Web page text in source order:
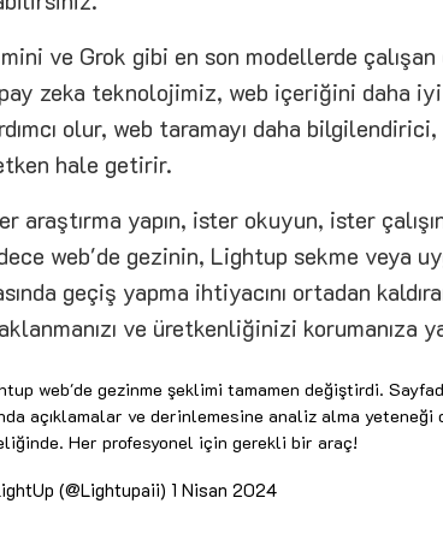
ve Grok gibi en son modellerde çalışan
zeka teknolojimiz, web içeriğini daha iyi
olur, web taramayı daha
hale getirir.
araştırma yapın, ister okuyun, ister
web'de gezinin, Lightup sekme veya
geçiş yapma ihtiyacını ortadan
ve üretkenliğinizi korumanıza
web'de gezinme şeklimi tamamen değiştirdi.
açıklamalar ve derinlemesine analiz alma yeteneği
Her profesyonel için gerekli bir araç!
(@Lightupaii) 1 Nisan 2024